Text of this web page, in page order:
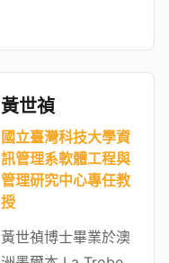
黃世禎
國立臺灣科技大學資
訊管理系軟體工程與
管理研究中心專任教
授
黃世禎博士畢業於澳